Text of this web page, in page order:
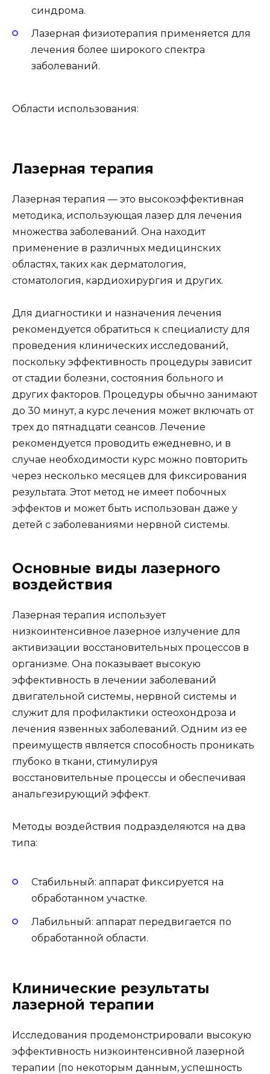
синдрома.
Лазерная физиотерапия применяется для
лечения более широкого спектра
заболеваний.
Области использования:
Лазерная терапия
Лазерная терапия — это высокоэффективная
методика, использующая лазер для лечения
множества заболеваний. Она находит
применение в различных медицинских
областях, таких как дерматология,
стоматология, кардиохирургия и других.
Для диагностики и назначения лечения
рекомендуется обратиться к специалисту для
проведения клинических исследований,
поскольку эффективность процедуры зависит
от стадии болезни, состояния больного и
других факторов. Процедуры обычно занимают
до 30 минут, а курс лечения может включать от
трех до пятнадцати сеансов. Лечение
рекомендуется проводить ежедневно, и в
случае необходимости курс можно повторить
через несколько месяцев для фиксирования
результата. Этот метод не имеет побочных
эффектов и может быть использован даже у
детей с заболеваниями нервной системы.
Основные виды лазерного
воздействия
Лазерная терапия использует
низкоинтенсивное лазерное излучение для
активизации восстановительных процессов в
организме. Она показывает высокую
эффективность в лечении заболеваний
двигательной системы, нервной системы и
служит для профилактики остеохондроза и
лечения язвенных заболеваний. Одним из ее
преимуществ является способность проникать
глубоко в ткани, стимулируя
восстановительные процессы и обеспечивая
анальгезирующий эффект.
Методы воздействия подразделяются на два
типа:
Стабильный: аппарат фиксируется на
обработанном участке.
Лабильный: аппарат передвигается по
обработанной области.
Клинические результаты
лазерной терапии
Исследования продемонстрировали высокую
эффективность низкоинтенсивной лазерной
терапии (по некоторым данным, успешность